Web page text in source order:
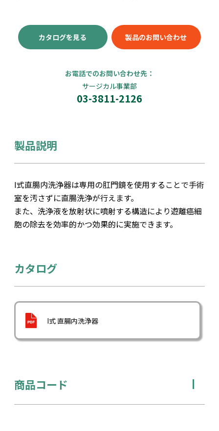
カタログを見る 製品のお問い合わせ
お電話でのお問い合わせ先：
サージカル事業部
03-3811-2126
製品説明
I式直腸内洗浄器は専用の肛門鏡を使用することで手術
室を汚さずに直腸洗浄が行えます。
また、洗浄液を放射状に噴射する構造により遊離癌細
胞の除去を効率的かつ効果的に実施できます。
カタログ
I式 直腸内洗浄器
商品コード